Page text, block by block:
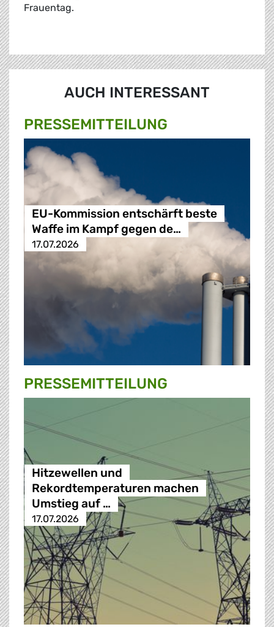
Frauentag.
AUCH INTERESSANT
PRESSE­MITTEILUNG
EU-Kommission entschärft beste
Waffe im Kampf gegen de…
17.07.2026
PRESSE­MITTEILUNG
Hitzewellen und
Rekordtemperaturen machen
Umstieg auf …
17.07.2026